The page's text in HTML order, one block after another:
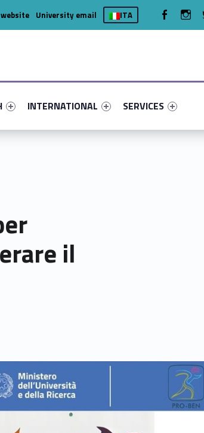
16000-4
#link-menu-primary-94341-7
Link identifier #link-menu-primary-10769-15
INTERNATIONAL
Link identifier #link-
SERVICES
University email ITA WebMan on
il